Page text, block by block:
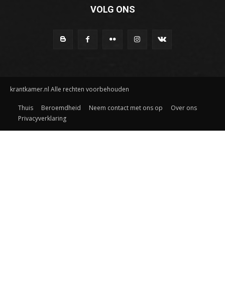
VOLG ONS
krantkamer.nl Alle rechten voorbehouden
Thuis Beroemdheid Neem contact met ons op
Over ons
Privacyverklaring